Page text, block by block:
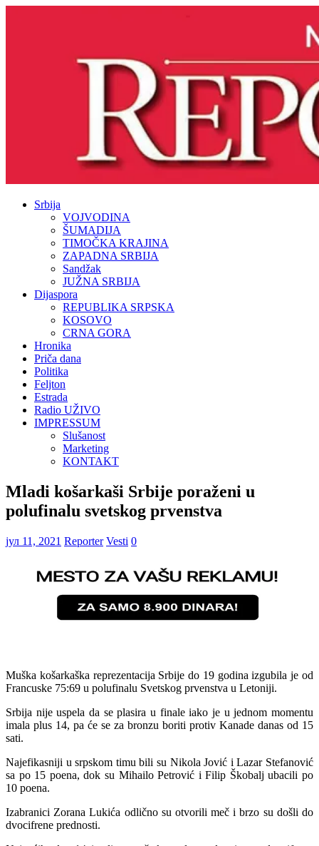
Srbija
VOJVODINA
ŠUMADIJA
TIMOČKA KRAJINA
ZAPADNA SRBIJA
Sandžak
JUŽNA SRBIJA
Dijaspora
REPUBLIKA SRPSKA
KOSOVO
CRNA GORA
Hronika
Priča dana
Politika
Feljton
Estrada
Radio UŽIVO
IMPRESSUM
Slušanost
Marketing
KONTAKT
Mladi košarkaši Srbije poraženi u
polufinalu svetskog prvenstva
јул 11, 2021 Reporter Vesti 0
Muška košarkaška reprezentacija Srbije do 19 godina izgubila je od
Francuske 75:69 u polufinalu Svetskog prvenstva u Letoniji.
Srbija nije uspela da se plasira u finale iako je u jednom momentu
imala plus 14, pa će se za bronzu boriti protiv Kanade danas od 15
sati.
Najefikasniji u srpskom timu bili su Nikola Jović i Lazar Stefanović
sa po 15 poena, dok su Mihailo Petrović i Filip Škobalj ubacili po
10 poena.
Izabranici Zorana Lukića odlično su otvorili meč i brzo su došli do
dvocifrene prednosti.